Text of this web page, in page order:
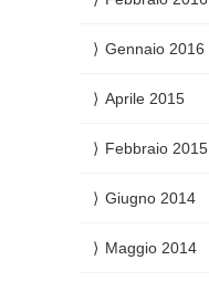
Gennaio 2016
Aprile 2015
Febbraio 2015
Giugno 2014
Maggio 2014